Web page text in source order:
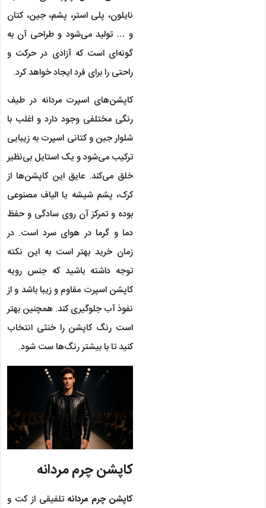
نایلون، پلی استر، پشم، جین، کتان
و … تولید می‌شود و طراحی آن به
گونه‌ای است که آزادی در حرکت و
راحتی را برای فرد ایجاد خواهد کرد.
کاپشن‌های اسپرت مردانه در طیف
رنگی مختلفی وجود دارد و اغلب با
شلوار جین و کتانی اسپرت به زیبایی
ترکیب می‌شود و یک استایل بی‌نظیر
خلق می‌کند. عایق این کاپشن‌ها از
کرک، پشم شیشه یا الیاف مصنوعی
بوده و تمرکز آن روی سادگی و حفظ
دما و گرما در هوای سرد است. در
زمان خرید بهتر است به این نکته
توجه داشته باشید که جنس رویه
کاپشن اسپرت مقاوم و زیبا باشد و از
نفوذ آب جلوگیری کند. همچنین بهتر
است رنگ کاپشن را خنثی انتخاب
کنید تا با بیشتر رنگ‌ها ست شود.
کاپشن چرم مردانه
کاپشن چرم مردانه تلفیقی از کت و